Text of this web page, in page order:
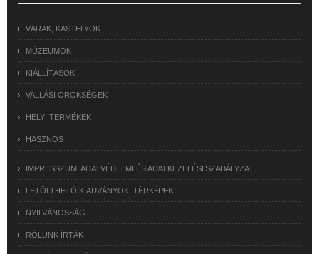
VÁRAK, KASTÉLYOK
MÚZEUMOK
KIÁLLÍTÁSOK
VALLÁSI ÖRÖKSÉGEK
HELYI TERMÉKEK
HASZNOS
IMPRESSZUM, ADATVÉDELMI ÉS ADATKEZELÉSI SZABÁLYZAT
LETÖLTHETŐ KIADVÁNYOK, TÉRKÉPEK
NYILVÁNOSSÁG
RÓLUNK ÍRTÁK